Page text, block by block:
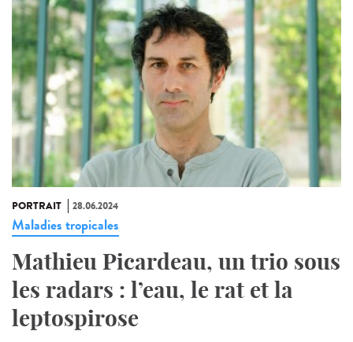
PORTRAIT 28.06.2024
Maladies tropicales
Mathieu Picardeau, un trio sous
les radars : l’eau, le rat et la
leptospirose